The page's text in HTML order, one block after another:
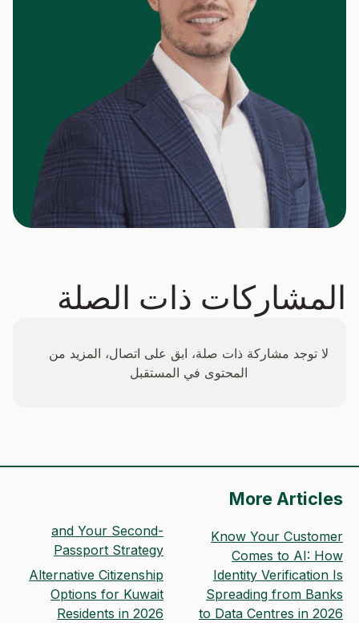
المشاركات ذات الصلة
لا توجد مشاركة ذات صلة، ابق على اتصال، المزيد من
المحتوى في المستقبل
More Articles
Know Your Customer
Comes to AI: How
Identity Verification Is
Spreading from Banks
to Data Centres in 2026
and Your Second-
Passport Strategy
Alternative Citizenship
Options for Kuwait
Residents in 2026